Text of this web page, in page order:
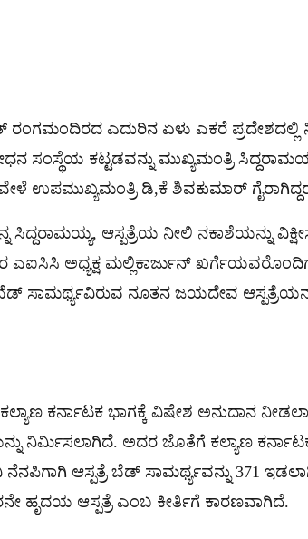
ಎದುರಿನ ಏಳು ಎಕರೆ ಪ್ರದೇಶದಲ್ಲಿ
ಸಂಸ್ಥೆಯ ಕಟ್ಟಡವನ್ನು ಮುಖ್ಯಮಂತ್ರಿ
ಉಪಮುಖ್ಯಮಂತ್ರಿ ಡಿ,ಕೆ ಶಿವಕುಮಾರ್​
ಸಿದ್ದರಾಮಯ್ಯ, ಆಸ್ಪತ್ರೆಯ ನೀಲಿ ನಕಾಶೆಯನ್ನು
ಎಐಸಿಸಿ ಅಧ್ಯಕ್ಷ ಮಲ್ಲಿಕಾರ್ಜುನ್​
ಬೆಡ್​ ಸಾಮರ್ಥ್ಯವಿರುವ ನೂತನ ಜಯದೇವ
ಕರ್ನಾಟಕ ಭಾಗಕ್ಕೆ ವಿಷೇಶ ಅನುದಾನ
ನಿರ್ಮಿಸಲಾಗಿದೆ. ಅದರ ಜೊತೆಗೆ ಕಲ್ಯಾಣ ಕರ್ನಾಟಕ
ಆಸ್ಪತ್ರೆ ಬೆಡ್​ ಸಾಮರ್ಥ್ಯವನ್ನು 371
ಹೃದಯ ಆಸ್ಪತ್ರೆ ಎಂಬ ಕೀರ್ತಿಗೆ ಕಾರಣವಾಗಿದೆ.